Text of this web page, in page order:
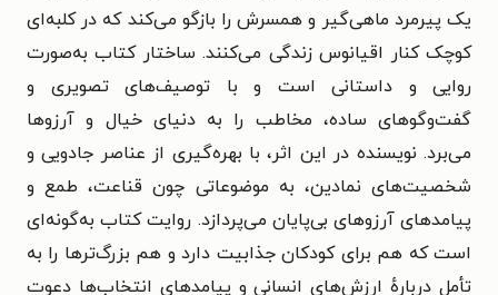
یک پیرمرد ماهی‌گیر و همسرش را بازگو می‌کند که در کلبه‌ای
کوچک کنار اقیانوس زندگی می‌کنند. ساختار کتاب به‌صورت
روایی و داستانی است و با توصیف‌های تصویری و
گفت‌وگوهای ساده، مخاطب را به دنیای خیال و آرزوها
می‌برد. نویسنده در این اثر، با بهره‌گیری از عناصر جادویی و
شخصیت‌های نمادین، به موضوعاتی چون قناعت، طمع و
پیامدهای آرزوهای بی‌پایان می‌پردازد. روایت کتاب به‌گونه‌ای
است که هم برای کودکان جذابیت دارد و هم بزرگ‌ترها را به
تأمل دربارهٔ ارزش‌های انسانی و پیامدهای انتخاب‌ها دعوت